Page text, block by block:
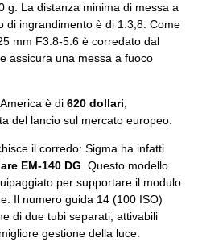
g. La distanza minima di messa a
di ingrandimento è di 1:3,8. Come
mm F3.8-5.6 è corredato dal
assicura una messa a fuoco
è di 620 dollari
del lancio sul mercato europeo.
il corredo: Sigma ha infatti
EM-140 DG . Questo modello
per supportare il modulo
Il numero guida 14 (100 ISO)
di due tubi separati, attivabili
gestione della luce.